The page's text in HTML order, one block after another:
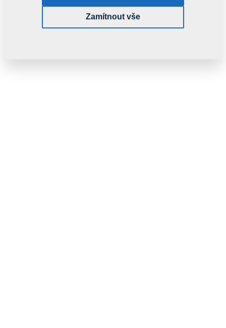
Tento díl je použitelný i pro následující stroje:
Zamítnout vše